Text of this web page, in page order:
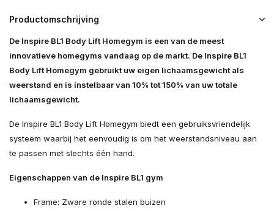
Productomschrijving
De Inspire BL1 Body Lift Homegym is een van de meest
innovatieve homegyms vandaag op de markt. De Inspire BL1
Body Lift Homegym gebruikt uw eigen lichaamsgewicht als
weerstand en is instelbaar van 10% tot 150% van uw totale
lichaamsgewicht.
De Inspire BL1 Body Lift Homegym biedt een gebruiksvriendelijk
systeem waarbij het eenvoudig is om het weerstandsniveau aan
te passen met slechts één hand.
Eigenschappen van de Inspire BL1 gym
Frame: Zware ronde stalen buizen